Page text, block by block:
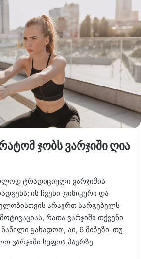
ჯობს ვარჯიში ღია
ტრადიციული ვარჯიშის
ის ჩვენი ფიზიკური და
არაერთ სარგებელს
რათა ვარჯიში თქვენი
გახადოთ, აი, 6 მიზეზი, თუ
ვარჯიში სუფთა ჰაერზე.